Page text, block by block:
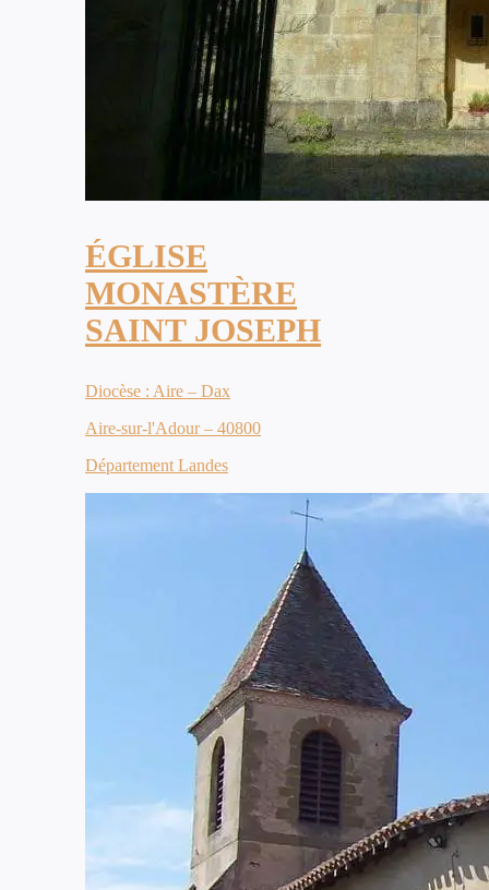
ÉGLISE
MONASTÈRE
SAINT JOSEPH
Diocèse : Aire – Dax
Aire-sur-l'Adour – 40800
Département Landes